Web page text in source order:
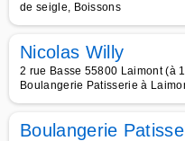
de seigle, Boissons
Nicolas Willy
2 rue Basse 55800 Laimont (à
Boulangerie Patisserie à
Boulangerie